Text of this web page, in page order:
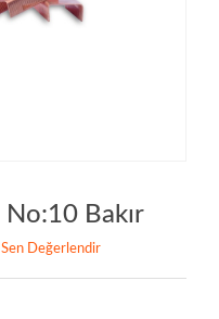
No:10 Bakır
Sen Değerlendir